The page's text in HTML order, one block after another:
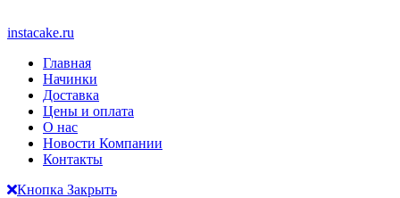
instacake.ru
Главная
Начинки
Доставка
Цены и оплата
О нас
Новости Компании
Контакты
Кнопка Закрыть